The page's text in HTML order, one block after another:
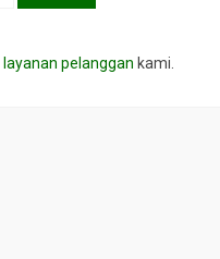
layanan pelanggan kami.